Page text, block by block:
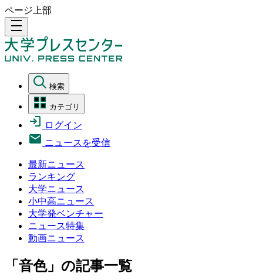
ページ上部
density_medium
検索
カテゴリ
ログイン
ニュースを受信
最新ニュース
ランキング
大学ニュース
小中高ニュース
大学発ベンチャー
ニュース特集
動画ニュース
「音色」の記事一覧